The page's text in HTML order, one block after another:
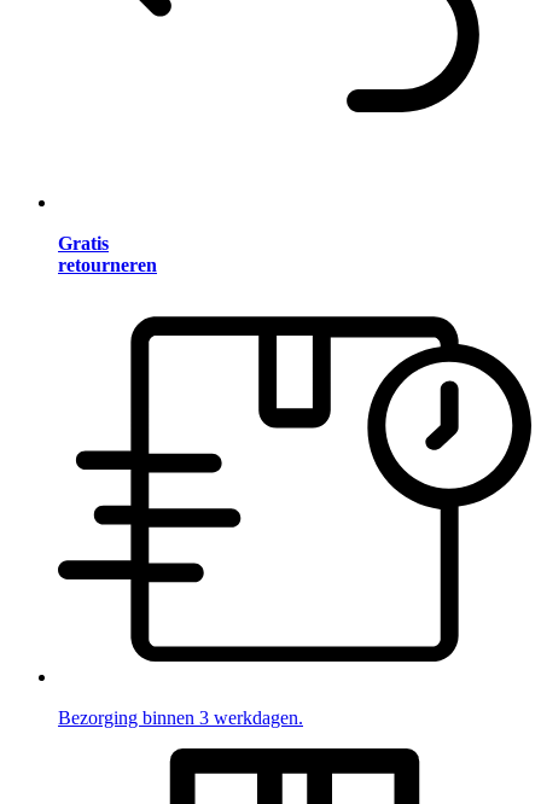
Gratis
retourneren
Bezorging binnen 3 werkdagen.